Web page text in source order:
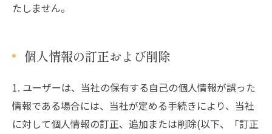
たしません。
個人情報の訂正および削除
1. ユーザーは、当社の保有する自己の個人情報が誤った
情報である場合には、当社が定める手続きにより、当社
に対して個人情報の訂正、追加または削除(以下、「訂正